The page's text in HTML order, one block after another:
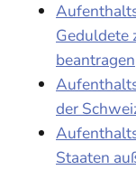
Geduldete
beantragen
der
Staaten